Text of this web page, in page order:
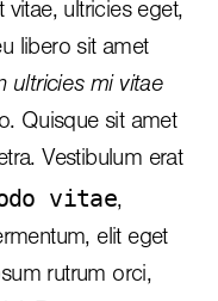
ultricies eget,
libero sit amet
ultricies mi vitae
Quisque sit amet
Vestibulum erat
vitae,
elit eget
rutrum orci,